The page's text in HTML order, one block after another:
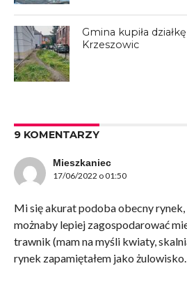
Gmina kupiła
Krzeszowic
9 KOMENTARZY
Mieszkaniec
17/06/2022 o 01:50
Mi się akurat podoba obecny
możnaby lepiej zagospodarować
trawnik (mam na myśli kwiaty,
rynek zapamiętałem jako żulowisko.